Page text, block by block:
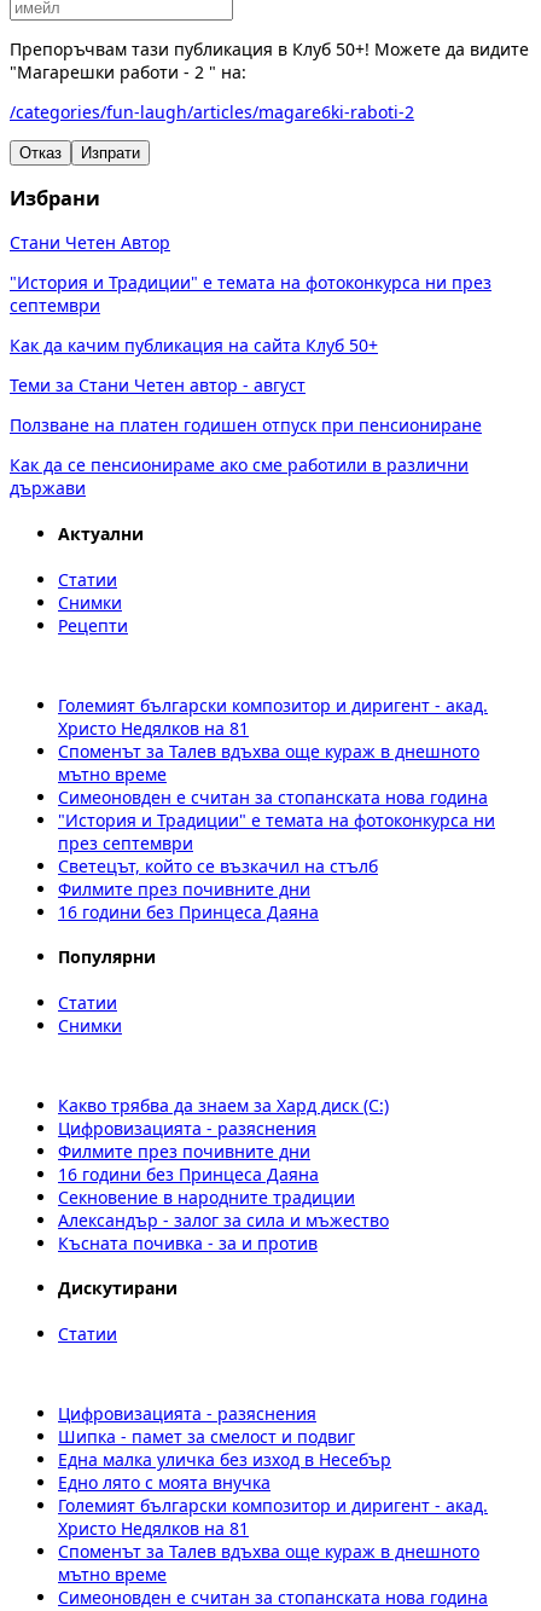
Препоръчвам тази публикация в Клуб 50+! Можете да видите
"Магарешки работи - 2 " на:
/categories/fun-laugh/articles/magare6ki-raboti-2
Отказ Изпрати
Избрани
Стани Четен Автор
"История и Традиции" е темата на фотоконкурса ни през
септември
Как да качим публикация на сайта Клуб 50+
Теми за Стани Четен автор - август
Ползване на платен годишен отпуск при пенсиониране
Как да се пенсионираме ако сме работили в различни
държави
Актуални
Статии
Снимки
Рецепти
Големият български композитор и диригент - акад.
Христо Недялков на 81
Споменът за Талев вдъхва още кураж в днешното
мътно време
Симеоновден е считан за стопанската нова година
"История и Традиции" е темата на фотоконкурса ни
през септември
Светецът, който се възкачил на стълб
Филмите през почивните дни
16 години без Принцеса Даяна
Популярни
Статии
Снимки
Какво трябва да знаем за Хард диск (C:)
Цифровизацията - разяснения
Филмите през почивните дни
16 години без Принцеса Даяна
Секновение в народните традиции
Александър - залог за сила и мъжество
Късната почивка - за и против
Дискутирани
Статии
Цифровизацията - разяснения
Шипка - памет за смелост и подвиг
Една малка уличка без изход в Несебър
Едно лято с моята внучка
Големият български композитор и диригент - акад.
Христо Недялков на 81
Споменът за Талев вдъхва още кураж в днешното
мътно време
Симеоновден е считан за стопанската нова година